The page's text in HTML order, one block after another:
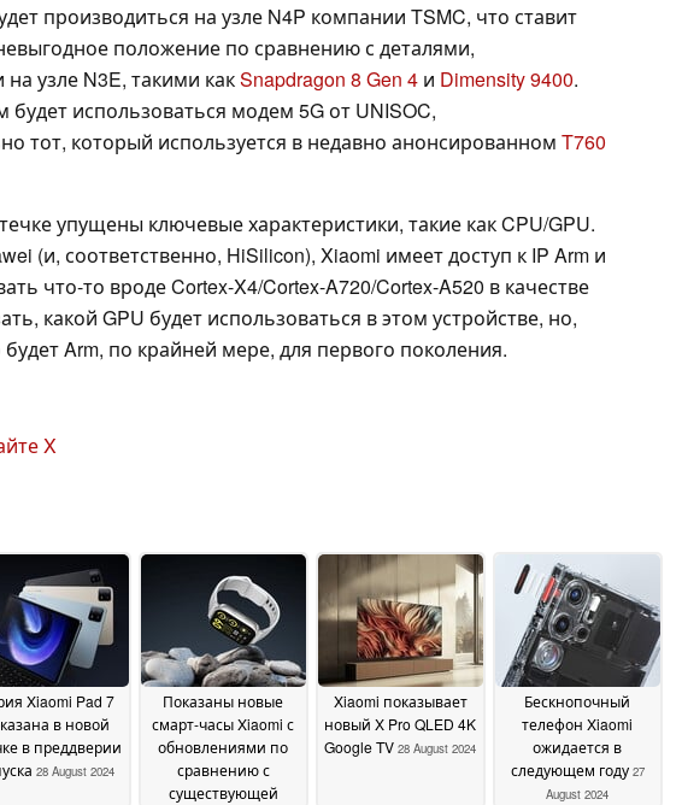
производиться на узле N4P компании TSMC, что ставит
положение по сравнению с деталями,
узле N3E, такими какSnapdragon 8 Gen 4 и Dimensity 9400.
будет использоваться модем 5G от UNISOC,
тот, который используется в недавно анонсированном T760
упущены ключевые характеристики, такие как CPU/GPU.
(и, соответственно, HiSilicon), Xiaomi имеет доступ к IP Arm и
что-то вроде Cortex-X4/Cortex-A720/Cortex-A520 в качестве
какой GPU будет использоваться в этом устройстве, но,
будет Arm, по крайней мере, для первого поколения.
X
Xiaomi Pad 7
в новой
в преддверии
28 August 2024
Показаны новые
смарт-часы Xiaomi с
обновлениями по
сравнению с
существующей
Xiaomi показывает
новый X Pro QLED 4K
Google TV 28 August 2024
Бескнопочный
телефон Xiaomi
ожидается в
следующем году 27
August 2024